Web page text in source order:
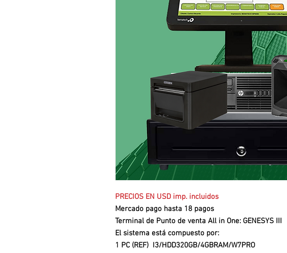
PRECIOS EN USD imp. incluidos
Mercado pago hasta 18 pagos
Terminal de Punto de venta All in One: GENESYS III
El sistema está compuesto por:
1 PC (REF) I3/HDD320GB/4GBRAM/W7PRO